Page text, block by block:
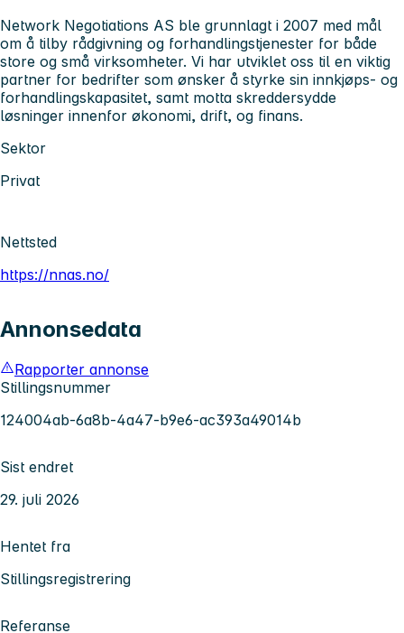
Network Negotiations AS ble grunnlagt i 2007 med mål
om å tilby rådgivning og forhandlingstjenester for både
store og små virksomheter. Vi har utviklet oss til en viktig
partner for bedrifter som ønsker å styrke sin innkjøps- og
forhandlingskapasitet, samt motta skreddersydde
løsninger innenfor økonomi, drift, og finans.
Sektor
Privat
Nettsted
https://nnas.no/
Annonsedata
Rapporter annonse
Stillingsnummer
124004ab-6a8b-4a47-b9e6-ac393a49014b
Sist endret
29. juli 2026
Hentet fra
Stillingsregistrering
Referanse